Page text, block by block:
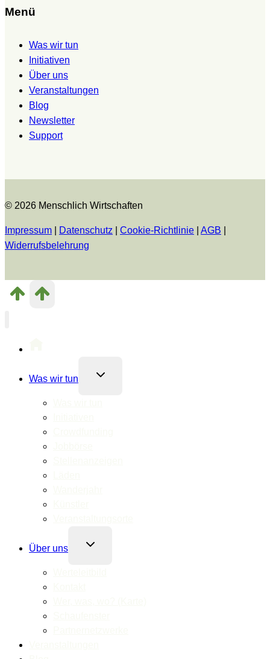
Menü
Was wir tun
Initiativen
Über uns
Veranstaltungen
Blog
Newsletter
Support
© 2026 Menschlich Wirtschaften
Impressum Datenschutz Cookie-Richtlinie AGB
Widerrufsbelehrung
Was wir tun
Untermenü
Über uns
Untermenü